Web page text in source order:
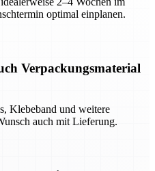
optimal einplanen.
Verpackungsmaterial
Klebeband und weitere
auch mit Lieferung.